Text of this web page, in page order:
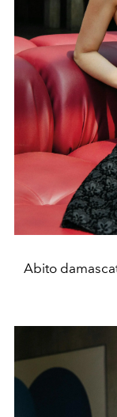
Abito